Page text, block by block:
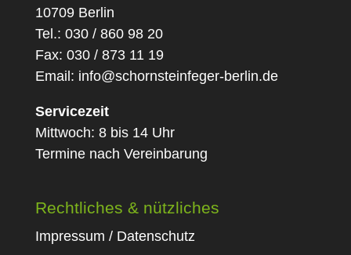
10709 Berlin
Tel.: 030 / 860 98 20
Fax: 030 / 873 11 19
Email: info@schornsteinfeger-berlin.de
Servicezeit
Mittwoch: 8 bis 14 Uhr
Termine nach Vereinbarung
Rechtliches & nützliches
Impressum / Datenschutz